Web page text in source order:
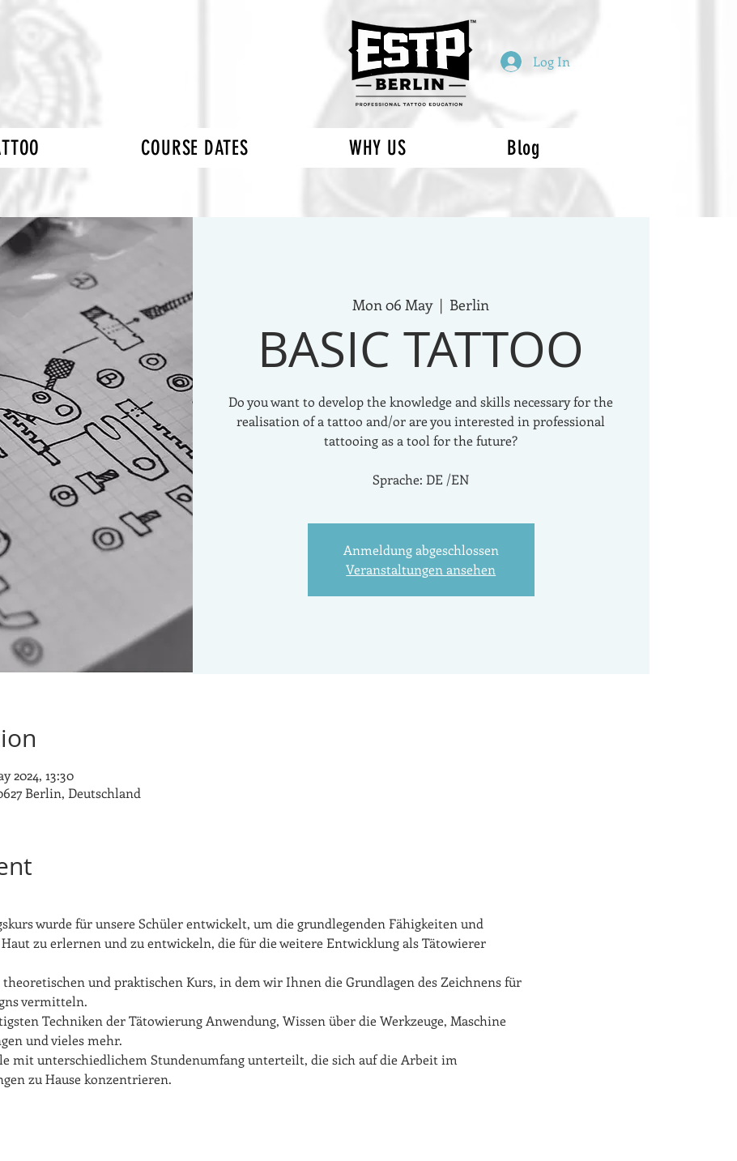
Log In
COURSE DATES WHY US Blog
Mon 06 May
  |
Berlin
BASIC TATTOO
Do you want to develop the knowledge and skills necessary for the
realisation of a tattoo and/or are you interested in professional
tattooing as a tool for the future?
Sprache: DE /EN
Anmeldung abgeschlossen
Veranstaltungen ansehen
2024, 13:30
Berlin, Deutschland
wurde für unsere Schüler entwickelt, um die grundlegenden Fähigkeiten und
zu erlernen und zu entwickeln, die für die weitere Entwicklung als Tätowierer
und praktischen Kurs, in dem wir Ihnen die Grundlagen des Zeichnens für
vermitteln.
Techniken der Tätowierung Anwendung, Wissen über die Werkzeuge, Maschine
und vieles mehr.
mit unterschiedlichem Stundenumfang unterteilt, die sich auf die Arbeit im
zu Hause konzentrieren.